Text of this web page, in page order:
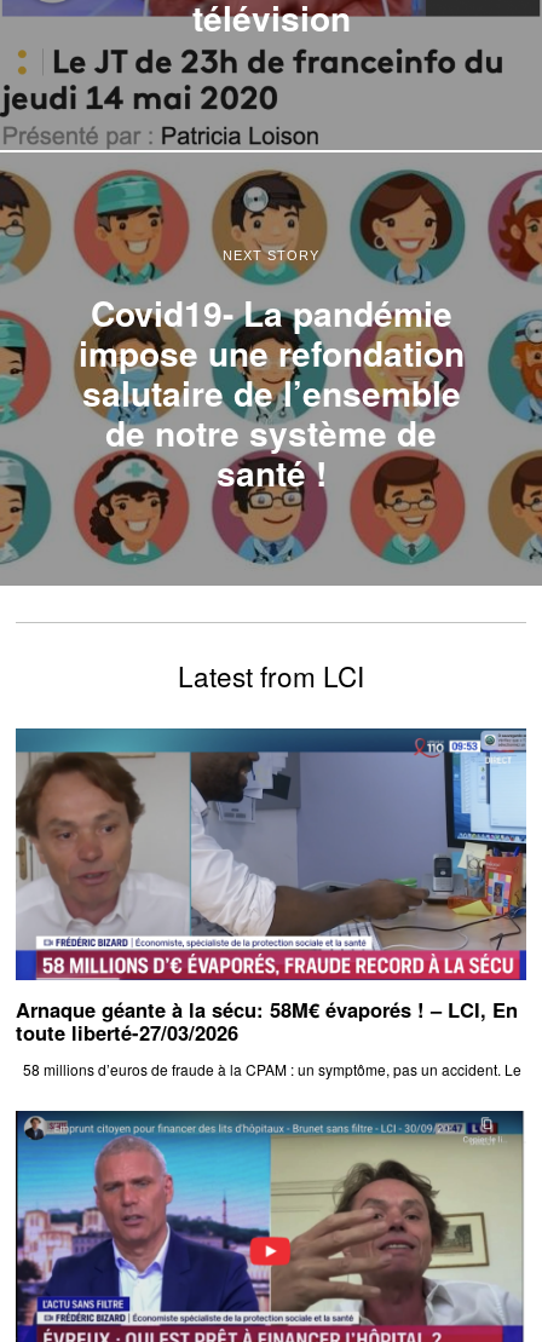
télévision
NEXT STORY
Covid19- La pandémie
impose une refondation
salutaire de l’ensemble
de notre système de
santé !
Latest from LCI
Arnaque géante à la sécu: 58M€ évaporés ! – LCI, En
toute liberté-27/03/2026
58 millions d’euros de fraude à la CPAM : un symptôme, pas un accident. Le